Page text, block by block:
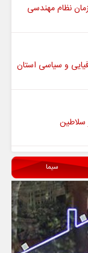
نظام مهندسی
و سیاسی استان
سلاطین
سیما